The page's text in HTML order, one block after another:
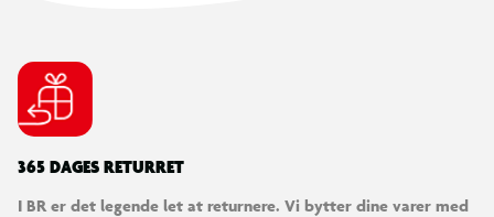
365 DAGES RETURRET
I BR er det legende let at returnere. Vi bytter dine varer med